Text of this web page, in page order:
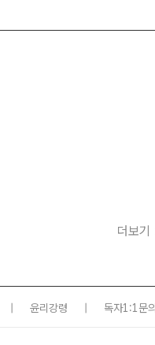
더보기
윤리강령 독자1:1문의